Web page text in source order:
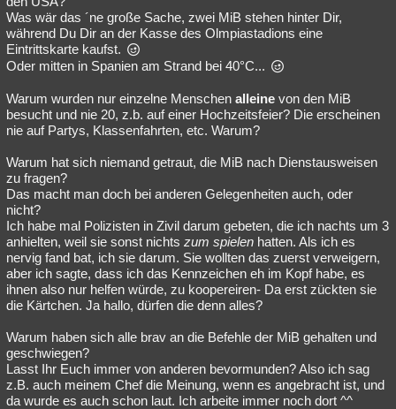
Was wär das ´ne große Sache, zwei MiB stehen hinter Dir,
während Du Dir an der Kasse des Olmpiastadions eine
Eintrittskarte kaufst.
Oder mitten in Spanien am Strand bei 40°C...
Warum wurden nur einzelne Menschen alleine von den MiB
besucht und nie 20, z.b. auf einer Hochzeitsfeier? Die erscheinen
nie auf Partys, Klassenfahrten, etc. Warum?
Warum hat sich niemand getraut, die MiB nach Dienstausweisen
zu fragen?
Das macht man doch bei anderen Gelegenheiten auch, oder
nicht?
Ich habe mal Polizisten in Zivil darum gebeten, die ich nachts um 3
anhielten, weil sie sonst nichts zum spielen hatten. Als ich es
nervig fand bat, ich sie darum. Sie wollten das zuerst verweigern,
aber ich sagte, dass ich das Kennzeichen eh im Kopf habe, es
ihnen also nur helfen würde, zu koopereiren- Da erst zückten sie
die Kärtchen. Ja hallo, dürfen die denn alles?
Warum haben sich alle brav an die Befehle der MiB gehalten und
geschwiegen?
Lasst Ihr Euch immer von anderen bevormunden? Also ich sag
z.B. auch meinem Chef die Meinung, wenn es angebracht ist, und
da wurde es auch schon laut. Ich arbeite immer noch dort ^^